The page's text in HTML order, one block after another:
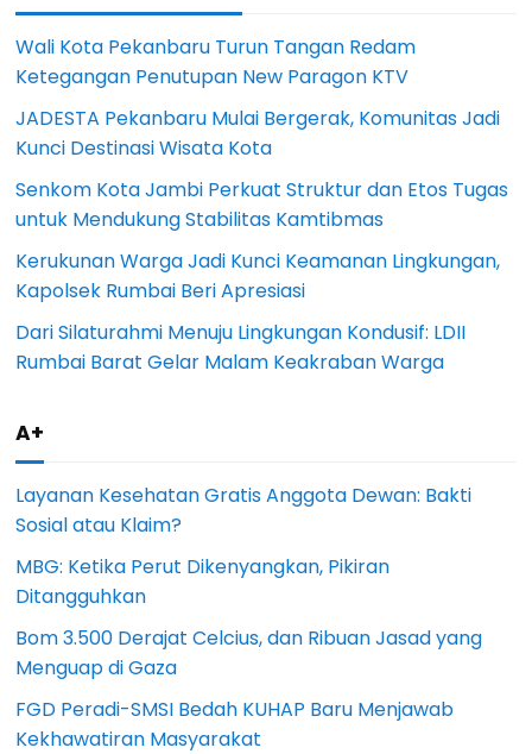
Wali Kota Pekanbaru Turun Tangan Redam
Ketegangan Penutupan New Paragon KTV
JADESTA Pekanbaru Mulai Bergerak, Komunitas Jadi
Kunci Destinasi Wisata Kota
Senkom Kota Jambi Perkuat Struktur dan Etos Tugas
untuk Mendukung Stabilitas Kamtibmas
Kerukunan Warga Jadi Kunci Keamanan Lingkungan,
Kapolsek Rumbai Beri Apresiasi
Dari Silaturahmi Menuju Lingkungan Kondusif: LDII
Rumbai Barat Gelar Malam Keakraban Warga
A+
Layanan Kesehatan Gratis Anggota Dewan: Bakti
Sosial atau Klaim?
MBG: Ketika Perut Dikenyangkan, Pikiran
Ditangguhkan
Bom 3.500 Derajat Celcius, dan Ribuan Jasad yang
Menguap di Gaza
FGD Peradi-SMSI Bedah KUHAP Baru Menjawab
Kekhawatiran Masyarakat